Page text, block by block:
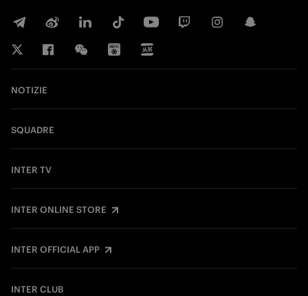
NOTIZIE
SQUADRE
INTER TV
INTER ONLINE STORE
INTER OFFICIAL APP
INTER CLUB